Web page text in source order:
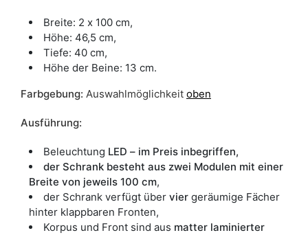
Breite: 2 x 100 cm,
Höhe: 46,5 cm,
Tiefe: 40 cm,
Höhe der Beine: 13 cm.
Farbgebung: Auswahlmöglichkeit oben
Ausführung:
Beleuchtung LED – im Preis inbegriffen,
der Schrank besteht aus zwei Modulen mit einer
Breite von jeweils 100 cm,
der Schrank verfügt über vier geräumige Fächer
hinter klappbaren Fronten,
Korpus und Front sind aus matter laminierter